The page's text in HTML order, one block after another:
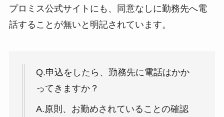
プロミス公式サイトにも、同意なしに勤務先へ電
話することが無いと明記されています。
Q.申込をしたら、勤務先に電話はかか
ってきますか？
A.原則、お勤めされていることの確認